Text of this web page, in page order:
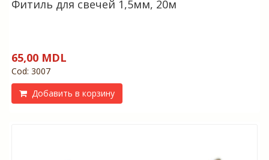
Фитиль для свечей 1,5мм, 20м
65,00 MDL
Cod: 3007
Добавить в корзину